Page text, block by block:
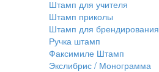
Штамп для учителя
Штамп приколы
Штамп для брендирования
Ручка штамп
Факсимиле Штамп
Экслибрис / Монограмма